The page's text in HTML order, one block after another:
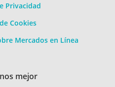
Privacidad
Cookies
Mercados en Línea
mejor